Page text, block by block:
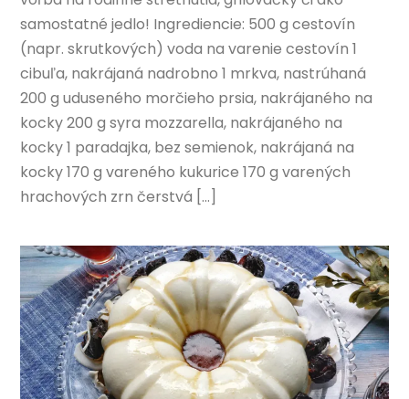
samostatné jedlo! Ingrediencie: 500 g cestovín
(napr. skrutkových) voda na varenie cestovín 1
cibuľa, nakrájaná nadrobno 1 mrkva, nastrúhaná
200 g uduseného morčieho prsia, nakrájaného na
kocky 200 g syra mozzarella, nakrájaného na
kocky 1 paradajka, bez semienok, nakrájaná na
kocky 170 g vareného kukurice 170 g varených
hrachových zrn čerstvá […]